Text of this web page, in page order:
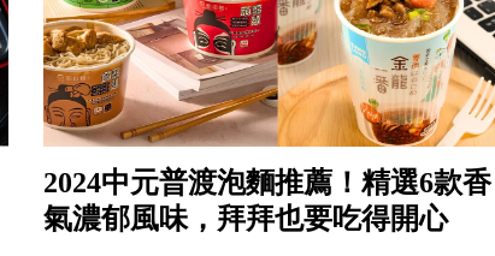
2024中元普渡泡麵推薦！精選6款香
氣濃郁風味，拜拜也要吃得開心